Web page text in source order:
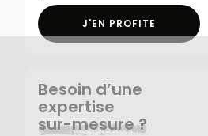
J'EN PROFITE
Besoin d’une
expertise
sur-mesure ?